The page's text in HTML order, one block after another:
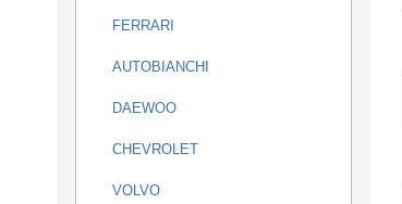
FERRARI
AUTOBIANCHI
DAEWOO
CHEVROLET
VOLVO